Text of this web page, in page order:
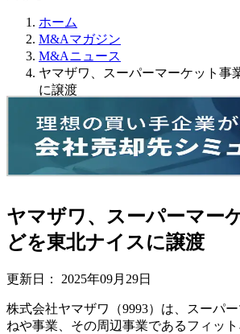
ホーム
M&Aマガジン
M&Aニュース
ヤマザワ、スーパーマーケット事
に譲渡
ヤマザワ、スーパーマー
どを東北ナイスに譲渡
更新日： 2025年09月29日
株式会社ヤマザワ（9993）は、スーパ
ねや事業、その周辺事業であるフィッ